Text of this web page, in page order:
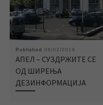
Published 06/02/2019
АПЕЛ – СУЗДРЖИТЕ СЕ
ОД ШИРЕЊА
ДЕЗИНФОРМАЦИЈА